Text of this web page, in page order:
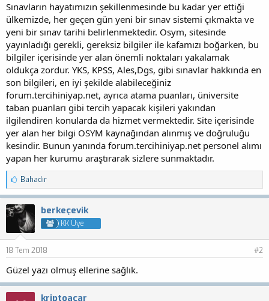
a
ş
l
a
t
a
n
ç
t
a
r
h
i
Sınavların hayatımızın şekillenmesinde bu kadar yer ettiği
ülkemizde, her geçen gün yeni bir sınav sistemi çıkmakta ve
yeni bir sınav tarihi belirlenmektedir. Osym, sitesinde
yayınladığı gerekli, gereksiz bilgiler ile kafamızı boğarken, bu
bilgiler içerisinde yer alan önemli noktaları yakalamak
oldukça zordur. YKS, KPSS, Ales,Dgs, gibi sınavlar hakkında en
son bilgileri, en iyi şekilde alabileceğiniz
forum.tercihiniyap.net, ayrıca atama puanları, üniversite
taban puanları gibi tercih yapacak kişileri yakından
ilgilendiren konularda da hizmet vermektedir. Site içerisinde
yer alan her bilgi OSYM kaynağından alınmış ve doğruluğu
kesindir. Bunun yanında forum.tercihiniyap.net personel alımı
yapan her kurumu araştırarak sizlere sunmaktadır.
B
e
ğ
e
n
i
l
r
Bahadır
berkeçevik
KK Üye
18 Tem 2018 #2
Güzel yazı olmuş ellerine sağlık.
kriptoacar